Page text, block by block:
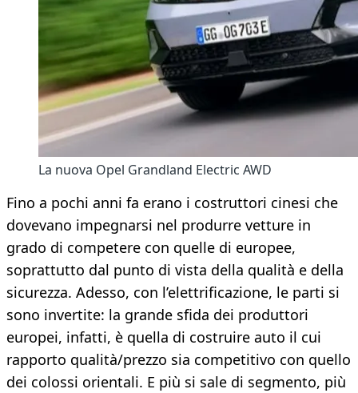
La nuova Opel Grandland Electric AWD
Fino a pochi anni fa erano i costruttori cinesi che
dovevano impegnarsi nel produrre vetture in
grado di competere con quelle di europee,
soprattutto dal punto di vista della qualità e della
sicurezza. Adesso, con l’elettrificazione, le parti si
sono invertite: la grande sfida dei produttori
europei, infatti, è quella di costruire auto il cui
rapporto qualità/prezzo sia competitivo con quello
dei colossi orientali. E più si sale di segmento, più